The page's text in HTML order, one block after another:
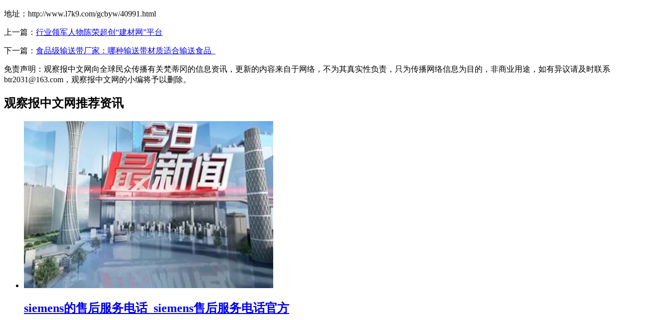
地址：http://www.l7k9.com/gcbyw/40991.html
上一篇： 行业领军人物陈荣超创“建材网”平台
下一篇： 食品级输送带厂家：哪种输送带材质适合输送食品_
免责声明：观察报中文网向全球民众传播有关梵蒂冈的信息资讯，更新的内容来自于网络，不为其真实性负责，只为传播网络信息为目的，非商业用途，如有异议请及时联系
btr2031@163.com，观察报中文网的小编将予以删除。
观察报中文网推荐资讯
siemens的售后服务电话_siemens售后服务电话官方